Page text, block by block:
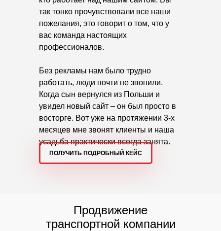
так тонко прочувствовали все наши
пожелания, это говорит о том, что у
вас команда настоящих
профессионалов.
Без рекламы нам было трудно
работать, люди почти не звонили.
Когда сын вернулся из Польши и
увидел новый сайт – он был просто в
восторге. Вот уже на протяжении 3-х
месяцев мне звонят клиенты и наша
усадьба практически всегда занята.
ПОЛУЧИТЬ ПОДРОБНЫЙ КЕЙС
Продвижение
транспортной компании